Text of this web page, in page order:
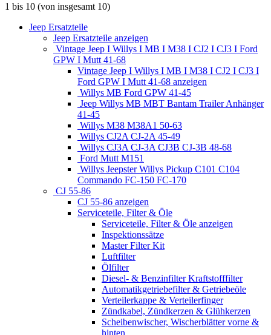
1 bis 10 (von insgesamt 10)
Jeep Ersatzteile
Jeep Ersatzteile anzeigen
Vintage Jeep I Willys I MB I M38 I CJ2 I CJ3 I Ford
GPW I Mutt 41-68
Vintage Jeep I Willys I MB I M38 I CJ2 I CJ3 I
Ford GPW I Mutt 41-68 anzeigen
Willys MB Ford GPW 41-45
Jeep Willys MB MBT Bantam Trailer Anhänger
41-45
Willys M38 M38A1 50-63
Willys CJ2A CJ-2A 45-49
Willys CJ3A CJ-3A CJ3B CJ-3B 48-68
Ford Mutt M151
Willys Jeepster Willys Pickup C101 C104
Commando FC-150 FC-170
CJ 55-86
CJ 55-86 anzeigen
Serviceteile, Filter & Öle
Serviceteile, Filter & Öle anzeigen
Inspektionssätze
Master Filter Kit
Luftfilter
Ölfilter
Diesel- & Benzinfilter Kraftstofffilter
Automatikgetriebefilter & Getriebeöle
Verteilerkappe & Verteilerfinger
Zündkabel, Zündkerzen & Glühkerzen
Scheibenwischer, Wischerblätter vorne &
hinten